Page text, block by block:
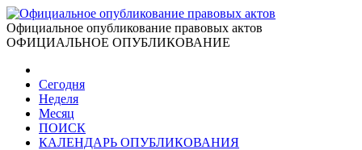
Официальное опубликование правовых актов
ОФИЦИАЛЬНОЕ ОПУБЛИКОВАНИЕ
Сегодня
Неделя
Месяц
ПОИСК
КАЛЕНДАРЬ ОПУБЛИКОВАНИЯ